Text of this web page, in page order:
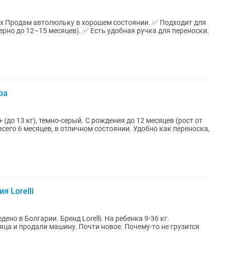
до 12–15 месяцев). ✅ Есть удобная ручка для переноски.
13 кг), темно-серый. С рождения до 12 месяцев (рост от
6 месяцев, в отличном состоянии. Удобно как переноска,
Lorelli
в Болгарии. Бренд Lorelli. На ребенка 9-36 кг.
и продали машину. Почти новое. Почему-то не грузится